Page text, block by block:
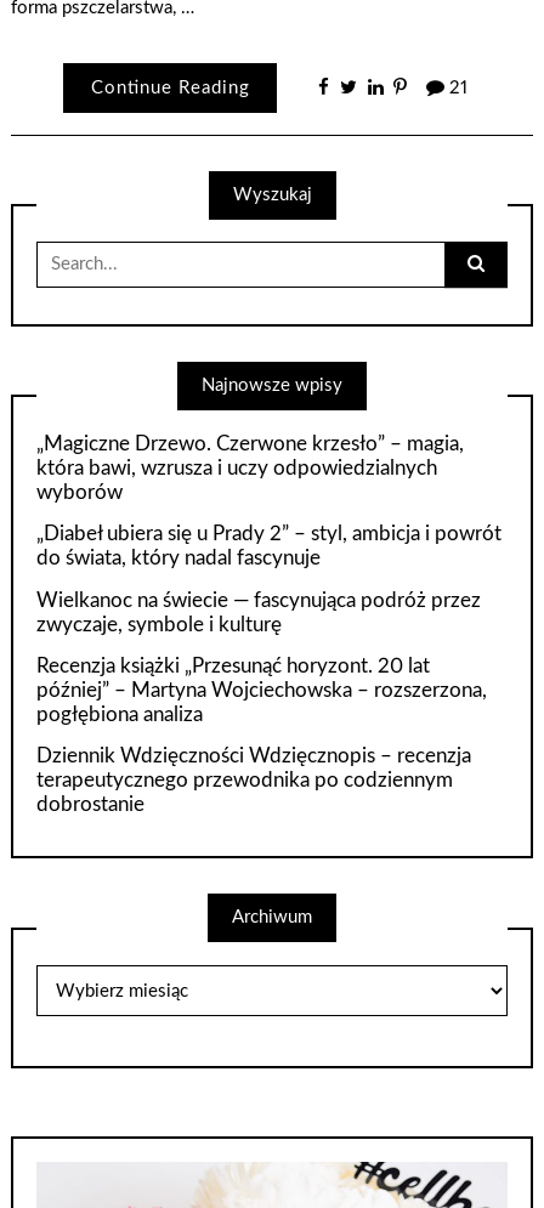
forma pszczelarstwa, …
Continue Reading 21
Wyszukaj
Search
for:
Najnowsze wpisy
„Magiczne Drzewo. Czerwone krzesło” – magia,
która bawi, wzrusza i uczy odpowiedzialnych
wyborów
„Diabeł ubiera się u Prady 2” – styl, ambicja i powrót
do świata, który nadal fascynuje
Wielkanoc na świecie — fascynująca podróż przez
zwyczaje, symbole i kulturę
Recenzja książki „Przesunąć horyzont. 20 lat
później” – Martyna Wojciechowska – rozszerzona,
pogłębiona analiza
Dziennik Wdzięczności Wdzięcznopis – recenzja
terapeutycznego przewodnika po codziennym
dobrostanie
Archiwum